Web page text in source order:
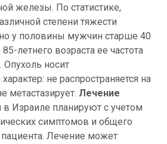
железы. По статистике,
степени тяжести
у половины мужчин старше 40
летнего возраста ее частота
Опухоль носит
не распространяется на
метастазирует. Лечение
в Израиле планируют с учетом
симптомов и общего
Лечение может